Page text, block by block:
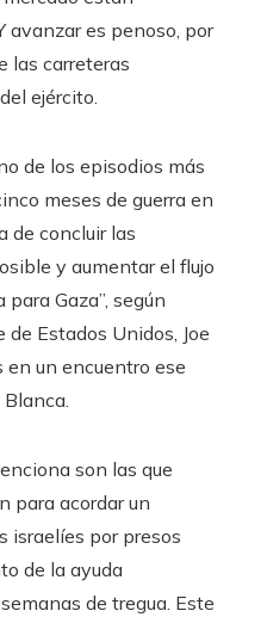
avanzar es penoso, por
las carreteras
ejército.
de los episodios más
meses de guerra en
de concluir las
y aumentar el flujo
Gaza”, según
Estados Unidos, Joe
en un encuentro ese
son las que
para acordar un
israelíes por presos
de la ayuda
de tregua. Este